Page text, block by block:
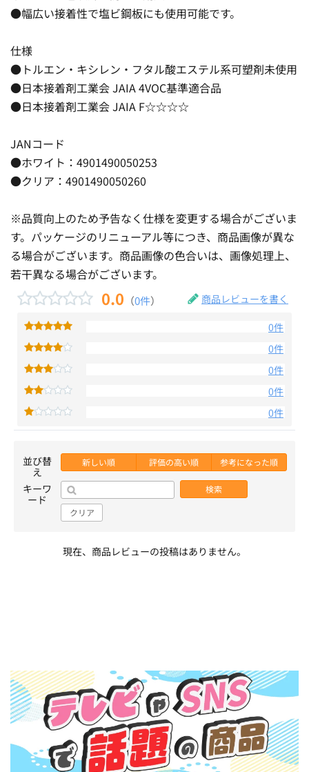
●幅広い接着性で塩ビ鋼板にも使用可能です。
仕様
●トルエン・キシレン・フタル酸エステル系可塑剤未使用
●日本接着剤工業会 JAIA 4VOC基準適合品
●日本接着剤工業会 JAIA F☆☆☆☆
JANコード
●ホワイト：4901490050253
●クリア：4901490050260
※品質向上のため予告なく仕様を変更する場合がございま
す。パッケージのリニューアル等につき、商品画像が異な
る場合がございます。商品画像の色合いは、画像処理上、
若干異なる場合がございます。
0.0 （0件） 商品レビューを書く
0件
0件
0件
0件
0件
並び替
え
新しい順 評価の高い順 参考になった順
キーワ
ード
検索
クリア
現在、商品レビューの投稿はありません。